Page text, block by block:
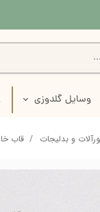
وسایل گلدوزی
سوزن گلدوزی
و بدلیجات قاب